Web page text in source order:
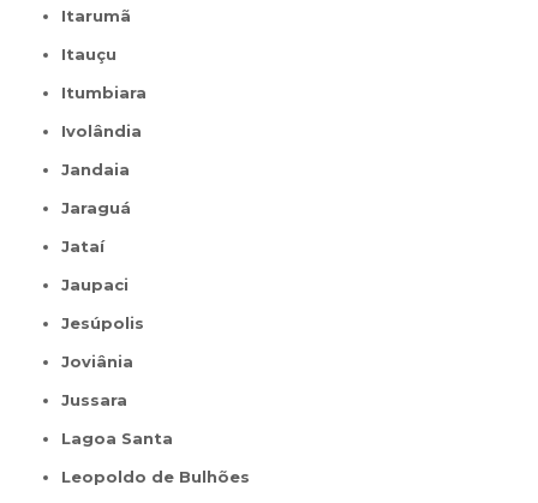
Itarumã
Itauçu
Itumbiara
Ivolândia
Jandaia
Jaraguá
Jataí
Jaupaci
Jesúpolis
Joviânia
Jussara
Lagoa Santa
Leopoldo de Bulhões